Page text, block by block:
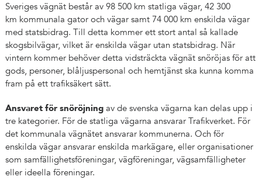
Sveriges vägnät bestårav 98 500 km statliga vägar, 42 300
km kommunala gator och vägar samt 74 000 km enskilda vägar
med statsbidrag. Till detta kommer ett stort antal så kallade
skogsbilvägar, vilket är enskilda vägar utan statsbidrag. När
vintern kommer behöver detta vidsträckta vägnät snöröjas för att
gods, personer, blåljuspersonal och hemtjänst ska kunna komma
fram på ett trafiksäkert sätt.
Ansvaret för snöröjningav de svenska vägarna kan delas upp i
tre kategorier. För de statliga vägarna ansvarar Trafikverket. För
det kommunala vägnätet ansvarar kommunerna. Och för
enskilda vägar ansvarar enskilda markägare, eller organisationer
som samfällighetsföreningar, vägföreningar, vägsamfälligheter
eller ideella föreningar.